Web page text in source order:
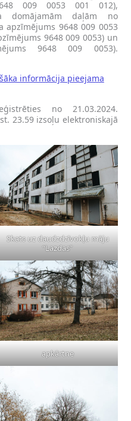
009 0053 001 012),
domājamām daļām no
apzīmējums 9648 009 0053
9648 009 0053) un
9648 009 0053).
informācija pieejama
no 21.03.2024.
23.59 izsoļu elektroniskajā
Skats uz daudzdzīvokļu māju
“Lazdas”
apkārtne